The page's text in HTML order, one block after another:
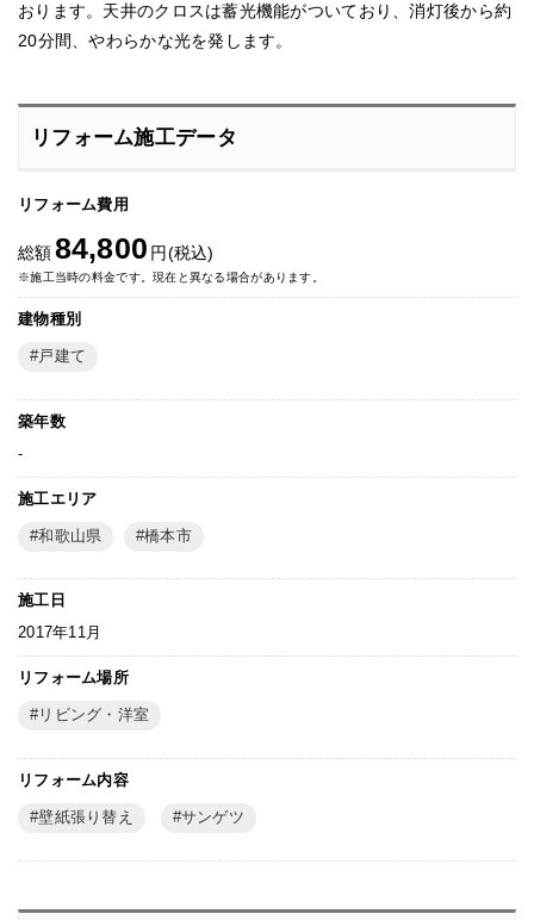
おります。天井のクロスは蓄光機能がついており、消灯後から約
20分間、やわらかな光を発します。
リフォーム施工データ
リフォーム費用
総額84,800 円(税込)
※施工当時の料金です。現在と異なる場合があります。
建物種別
戸建て
築年数
-
施工エリア
和歌山県 橋本市
施工日
2017年11月
リフォーム場所
リビング・洋室
リフォーム内容
壁紙張り替え サンゲツ